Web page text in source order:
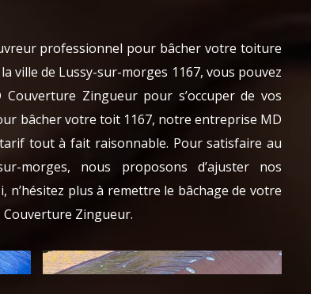
professionnel pour bâcher votre toiture
ville de Lussy-sur-morges 1167, vous pouvez
Zingueur pour s’occuper de vos
bâcher votre toit 1167, notre entreprise MD
tout à fait raisonnable. Pour satisfaire au
morges, nous proposons d’ajuster nos
n’hésitez plus à remettre le bâchage de votre
Zingueur.